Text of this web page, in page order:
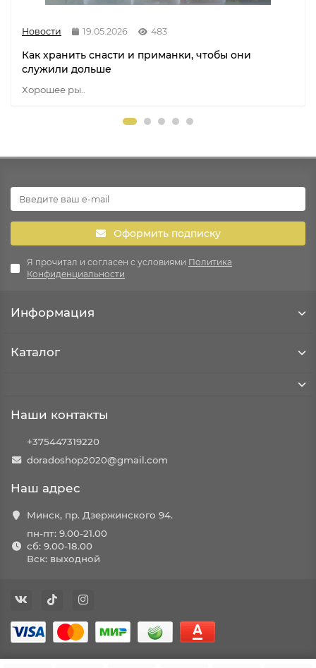
Новости 19.05.2026 483
Как хранить снасти и приманки, чтобы они
служили дольше
Хорошее ры..
Оформить подписку
Я прочитал и согласен с условиями Политика
Конфиденциальности
Информация
Каталог
Наши контакты
+375447319220
doradoshop2020@gmail.com
Наш адрес
Минск, пр. Дзержинского 94.
пн-пт: 9.00-21.00
сб: 9.00-18.00
Вск: выходной